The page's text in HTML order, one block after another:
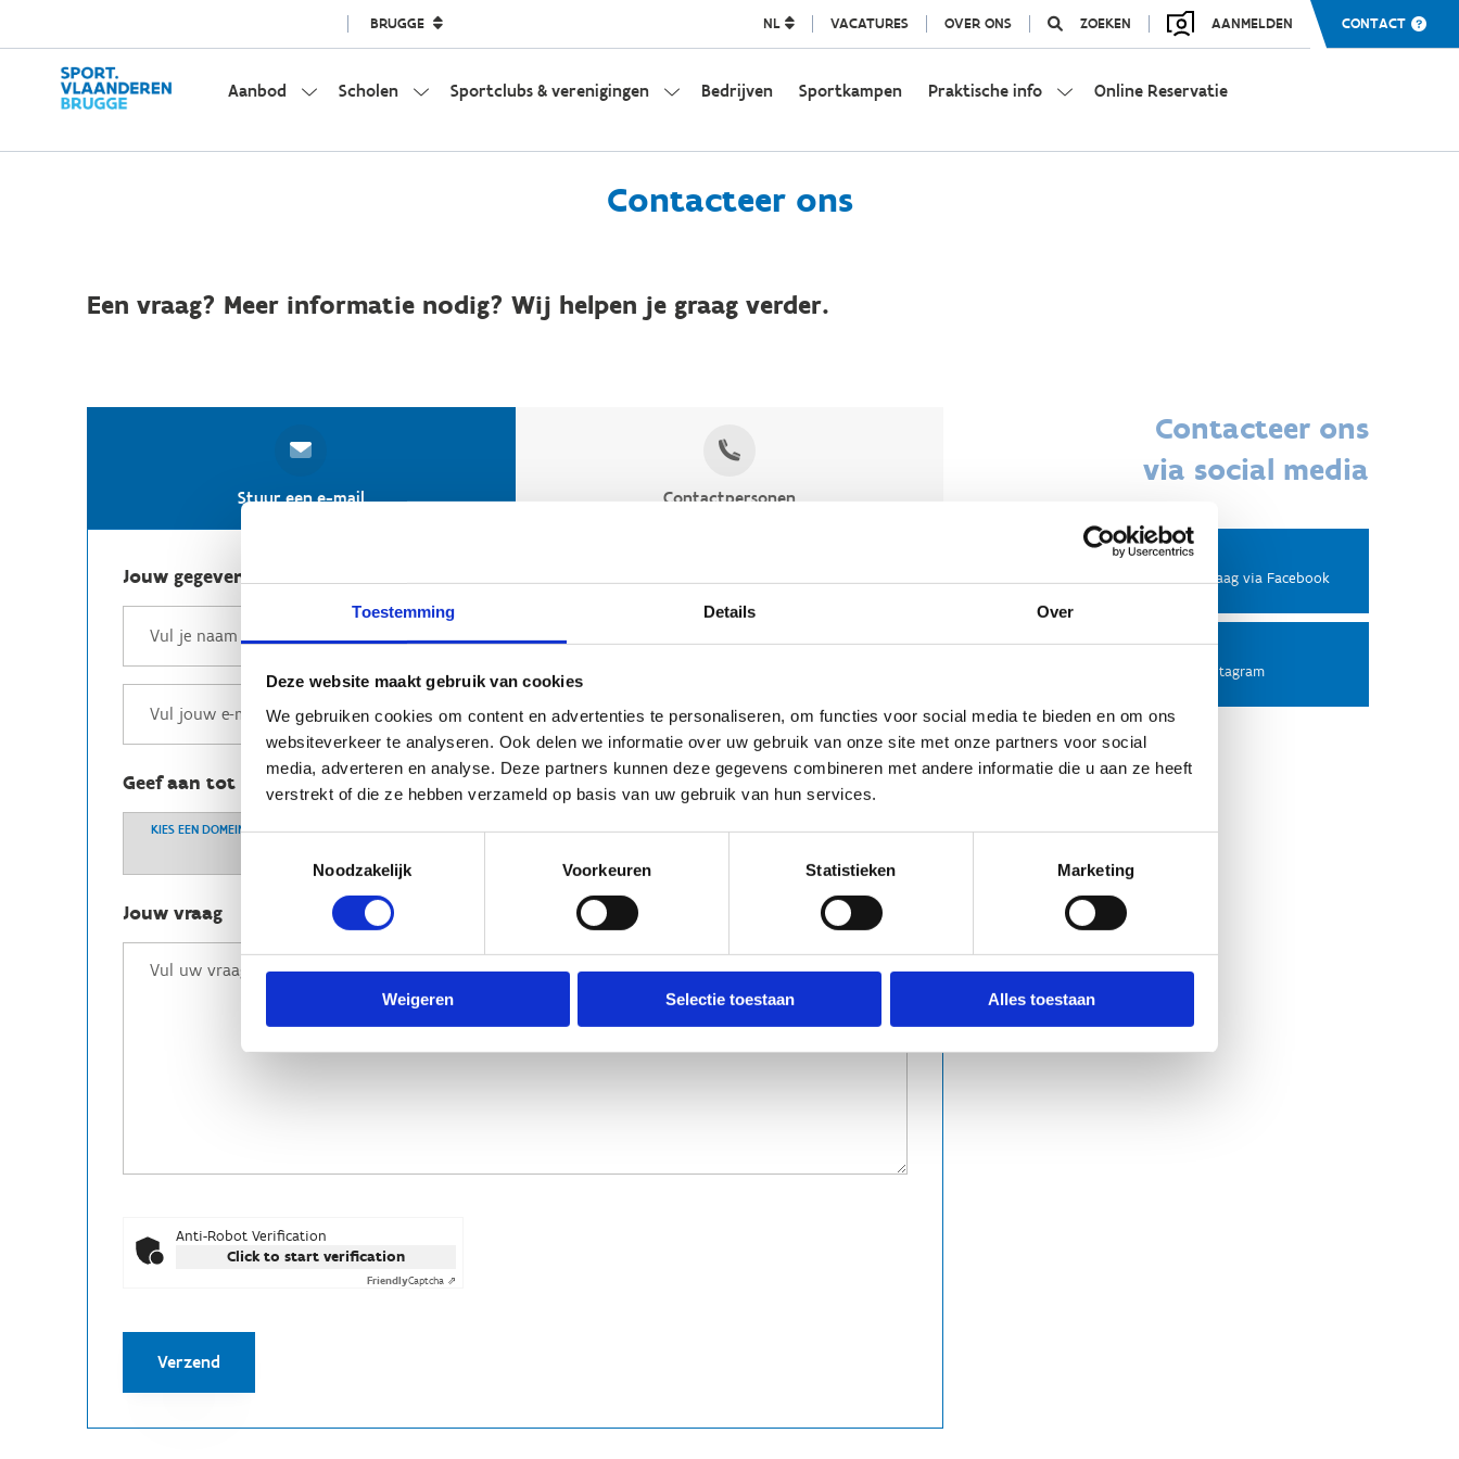
Toestemming Details Over
Deze website maakt gebruik van cookies
We gebruiken cookies om content en advertenties te personaliseren, om functies voor social media te bieden en om ons
websiteverkeer te analyseren. Ook delen we informatie over uw gebruik van onze site met onze partners voor social
media, adverteren en analyse. Deze partners kunnen deze gegevens combineren met andere informatie die u aan ze heeft
verstrekt of die ze hebben verzameld op basis van uw gebruik van hun services.
Noodzakelijk
Voorkeuren Statistieken Marketing
Weigeren Selectie toestaan Alles toestaan
BRUGGE NL VACATURES OVER ONS ZOEKEN AANMELDEN CONTACT
Aanbod Scholen Sportclubs & verenigingen Bedrijven Sportkampen Praktische info Online Reservatie
Contacteer ons
Een vraag? Meer informatie nodig? Wij helpen je graag verder.
Stuur een e-mail Contactpersonen
Jouw gegevens
Geef aan tot welk domein jouw vraag behoort
KIES EEN DOMEIN
Jouw vraag
Anti-Robot Verification
Click to start verification
FriendlyCaptcha ⇗
Verzend
Contacteer ons
via social media
Facebook
Stel ons een vraag via Facebook
Instagram
Volg ons op Instagram